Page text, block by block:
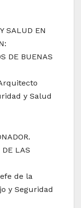
SALUD EN
DE BUENAS
y Salud
DE LAS
de la
y Seguridad